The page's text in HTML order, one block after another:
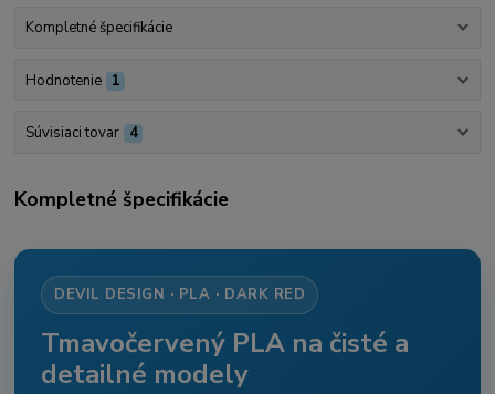
Kompletné špecifikácie
Hodnotenie 1
Súvisiaci tovar 4
Kompletné špecifikácie
DEVIL DESIGN · PLA · DARK RED
Tmavočervený PLA na čisté a
detailné modely